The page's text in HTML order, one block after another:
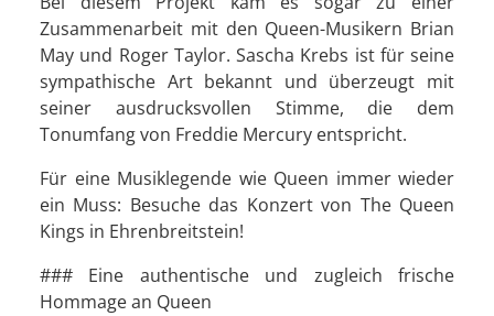
Zusammenarbeit mit den Queen-Musikern Brian
May und Roger Taylor. Sascha Krebs ist für seine
sympathische Art bekannt und überzeugt mit
seiner ausdrucksvollen Stimme, die dem
Tonumfang von Freddie Mercury entspricht.
Für eine Musiklegende wie Queen immer wieder
ein Muss: Besuche das Konzert von The Queen
Kings in Ehrenbreitstein!
### Eine authentische und zugleich frische
Hommage an Queen